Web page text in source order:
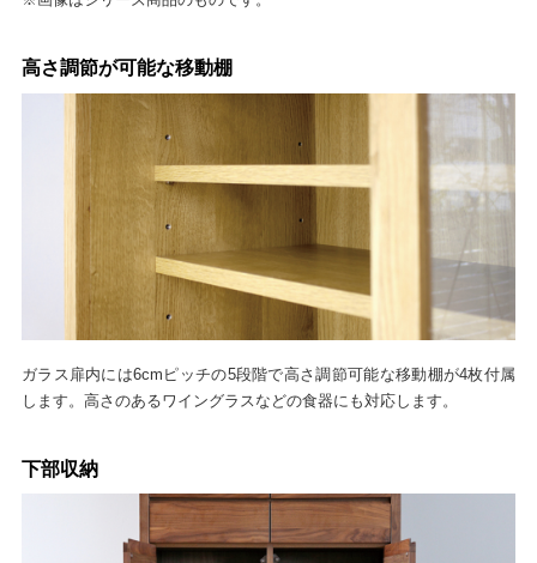
高さ調節が可能な移動棚
ガラス扉内には6cmピッチの5段階で高さ調節可能な移動棚が4枚付属
します。高さのあるワイングラスなどの食器にも対応します。
下部収納